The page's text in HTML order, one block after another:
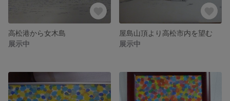
高松港から女木島
展示中
屋島山頂より高松市内を望む
展示中